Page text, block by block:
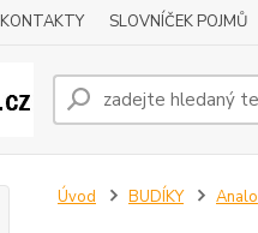
KONTAKTY SLOVNÍČEK POJMŮ
Úvod BUDÍKY